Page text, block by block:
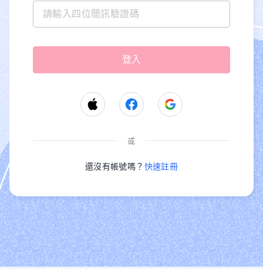
或
還沒有帳號嗎？ 快速註冊